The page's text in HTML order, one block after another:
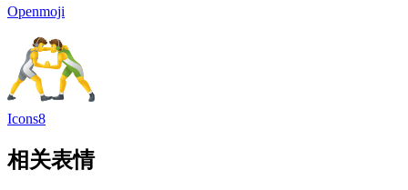
Openmoji
Icons8
相关表情